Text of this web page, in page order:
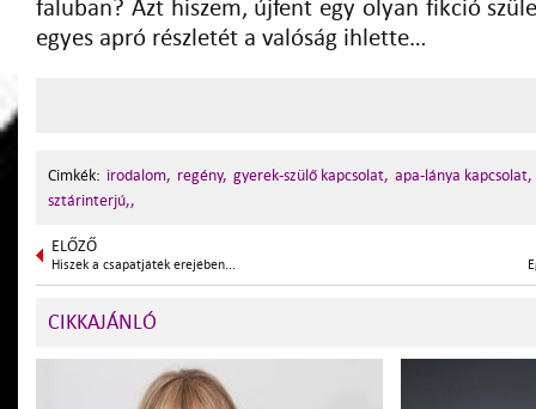
faluban? Azt hiszem, újfent egy olyan fikció
egyes apró részletét a valóság ihlette…
Cimkék: irodalom, regény, gyerek-szülő kapcsolat, apa-lánya kapcsolat,
sztárinterjú,,
ELŐZŐ
Hiszek a csapatjáték erejében...
CIKKAJÁNLÓ